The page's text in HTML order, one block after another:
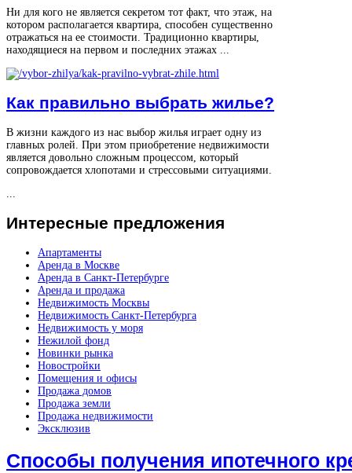
Ни для кого не является секретом тот факт, что этаж, на
котором располагается квартира, способен существенно
отражаться на ее стоимости. Традиционно квартиры,
находящиеся на первом и последних этажах ...
Как правильно выбрать жилье?
В жизни каждого из нас выбор жилья играет одну из
главных ролей. При этом приобретение недвижимости
является довольно сложным процессом, который
сопровождается хлопотами и стрессовыми ситуациями.
Интересные предложения
Апартаменты
Аренда в Москве
Аренда в Санкт-Петербурге
Аренда и продажа
Недвижимость Москвы
Недвижимость Санкт-Петербурга
Недвижимость у моря
Нежилой фонд
Новинки рынка
Новостройки
Помещения и офисы
Продажа домов
Продажа земли
Продажа недвижимости
Эксклюзив
Способы получения ипотечного